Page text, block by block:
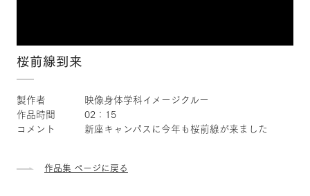
桜前線到来
製作者 映像身体学科イメージクルー
作品時間 02：15
コメント 新座キャンパスに今年も桜前線が来ました
作品集 ページに戻る